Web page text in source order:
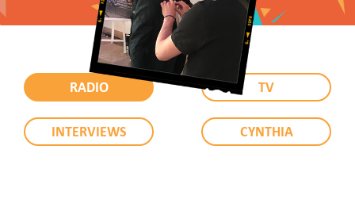
RADIO TV
INTERVIEWS CYNTHIA